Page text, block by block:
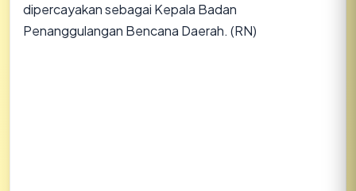
dipercayakan sebagai Kepala Badan
Penanggulangan Bencana Daerah. (RN)